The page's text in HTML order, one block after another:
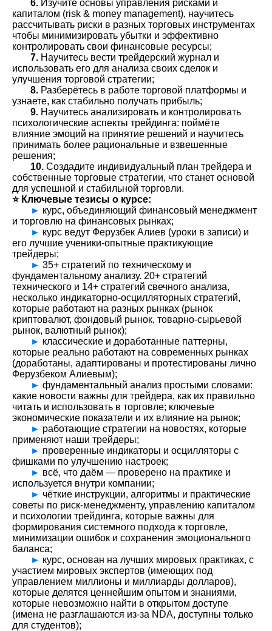
6. Изучите основы управления рисками и
капиталом (risk & money management), научитесь
рассчитывать риски в разных торговых инструментах
чтобы минимизировать убытки и эффективно
контролировать свои финансовые ресурсы;
7. Научитесь вести трейдерский журнал и
использовать его для анализа своих сделок и
улучшения торговой стратегии;
8. Разберётесь в работе торговой платформы и
узнаете, как стабильно получать прибыль;
9. Научитесь анализировать и контролировать
психологические аспекты трейдинга: поймёте
влияние эмоций на принятие решений и научитесь
принимать более рациональные и взвешенные
решения;
10. Создадите индивидуальный план трейдера и
собственные торговые стратегии, что станет основой
для успешной и стабильной торговли.
⭐️ Ключевые тезисы о курсе:
► курс, объединяющий финансовый менеджмент
и торговлю на финансовых рынках;
► курс ведут Ферузбек Алиев (уроки в записи) и
его лучшие ученики-опытные практикующие
трейдеры;
► 35+ стратегий по техническому и
фундаментальному анализу. 20+ стратегий
технического и 14+ стратегий свечного анализа,
несколько индикаторно-осцилляторных стратегий,
которые работают на разных рынках (рынок
криптовалют, фондовый рынок, товарно-сырьевой
рынок, валютный рынок);
► классические и доработанные паттерны,
которые реально работают на современных рынках
(доработаны, адаптированы и протестированы лично
Ферузбеком Алиевым);
► фундаментальный анализ простыми словами:
какие новости важны для трейдера, как их правильно
читать и использовать в торговле; ключевые
экономические показатели и их влияние на рынок;
► работающие стратегии на новостях, которые
применяют наши трейдеры;
► проверенные индикаторы и осцилляторы с
фишками по улучшению настроек;
► всё, что даём — проверено на практике и
используется внутри компании;
► чёткие инструкции, алгоритмы и практические
советы по риск-менеджменту, управлению капиталом
и психологии трейдинга, которые важны для
формирования системного подхода к торговле,
минимизации ошибок и сохранения эмоционального
баланса;
► курс, основан на лучших мировых практиках, с
участием мировых экспертов (имеющих под
управлением миллионы и миллиарды долларов),
которые делятся ценнейшим опытом и знаниями,
которые невозможно найти в открытом доступе
(имена не разглашаются из-за NDA, доступны только
для студентов);